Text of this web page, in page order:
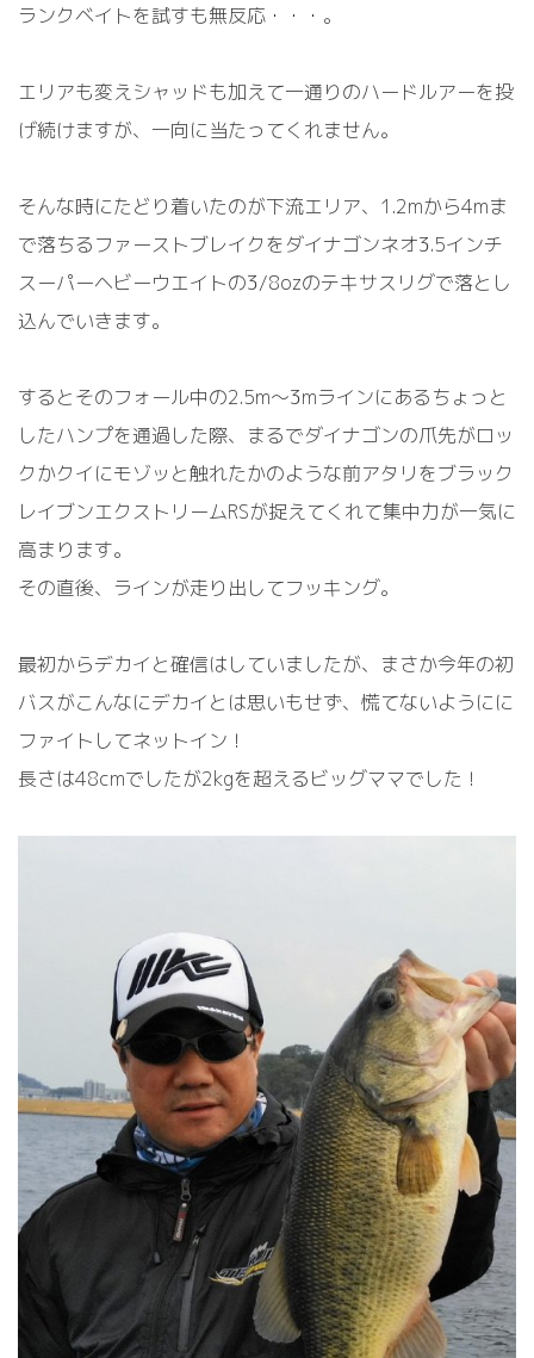
ランクベイトを試すも無反応・・・。
エリアも変えシャッドも加えて一通りのハードルアーを投
げ続けますが、一向に当たってくれません。
そんな時にたどり着いたのが下流エリア、1.2mから4mま
で落ちるファーストブレイクをダイナゴンネオ3.5インチ
スーパーヘビーウエイトの3/8ozのテキサスリグで落とし
込んでいきます。
するとそのフォール中の2.5m～3mラインにあるちょっと
したハンプを通過した際、まるでダイナゴンの爪先がロッ
クかクイにモゾッと触れたかのような前アタリをブラック
レイブンエクストリームRSが捉えてくれて集中力が一気に
高まります。
その直後、ラインが走り出してフッキング。
最初からデカイと確信はしていましたが、まさか今年の初
バスがこんなにデカイとは思いもせず、慌てないようにに
ファイトしてネットイン！
長さは48cmでしたが2kgを超えるビッグママでした！